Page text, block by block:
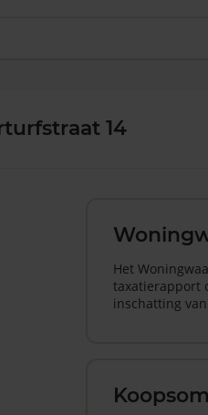
14
Het
taxatierapport
inschatting